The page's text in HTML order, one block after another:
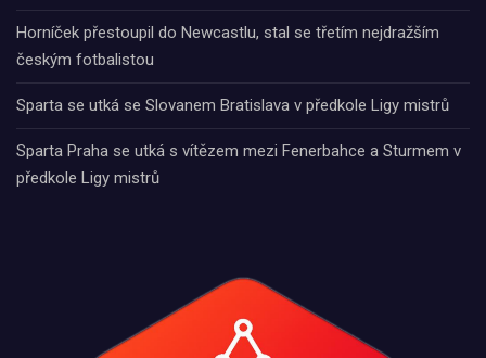
Horníček přestoupil do Newcastlu, stal se třetím nejdražším
českým fotbalistou
Sparta se utká se Slovanem Bratislava v předkole Ligy mistrů
Sparta Praha se utká s vítězem mezi Fenerbahce a Sturmem v
předkole Ligy mistrů